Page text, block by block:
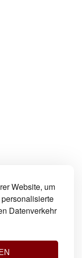
Website, um
Datenverkehr